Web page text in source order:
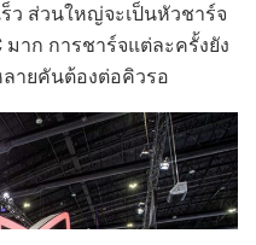
ว ส่วนใหญ่จะเป็นหัวชาร์จ
มาก การชาร์จแต่ละครั้งยัง
ายคันต้องต่อคิวรอ